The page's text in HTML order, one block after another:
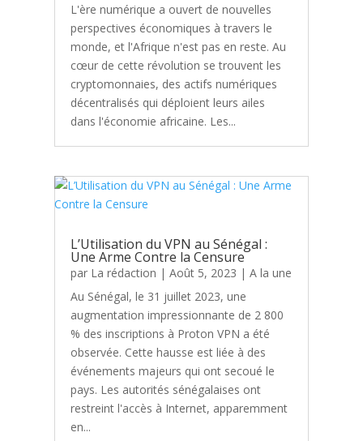
L'ère numérique a ouvert de nouvelles
perspectives économiques à travers le
monde, et l'Afrique n'est pas en reste. Au
cœur de cette révolution se trouvent les
cryptomonnaies, des actifs numériques
décentralisés qui déploient leurs ailes
dans l'économie africaine. Les...
L’Utilisation du VPN au Sénégal :
Une Arme Contre la Censure
par La rédaction |Août 5, 2023 |A la une
Au Sénégal, le 31 juillet 2023, une
augmentation impressionnante de 2 800
% des inscriptions à Proton VPN a été
observée. Cette hausse est liée à des
événements majeurs qui ont secoué le
pays. Les autorités sénégalaises ont
restreint l'accès à Internet, apparemment
en...